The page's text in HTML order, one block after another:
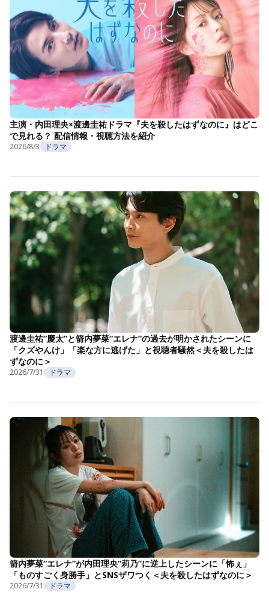
主演・内田理央×渡邊圭祐ドラマ『夫を殺したはずなのに』はどこ
で見れる？ 配信情報・視聴方法を紹介
2026/8/3 ドラマ
渡邊圭祐“慶太”と箭内夢菜“エレナ”の過去が明かされたシーンに
「クズやんけ」「楽な方に逃げた」と視聴者騒然＜夫を殺したは
ずなのに＞
2026/7/31 ドラマ
箭内夢菜“エレナ”が内田理央“莉乃”に逆上したシーンに「怖ぇ」
「ものすごく身勝手」とSNSザワつく＜夫を殺したはずなのに＞
2026/7/31 ドラマ